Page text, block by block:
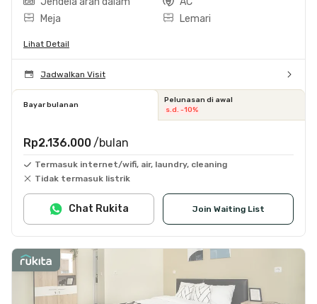
Meja
Lemari
Lihat Detail
Jadwalkan Visit
Bayar bulanan
Pelunasan di awal
s.d. -10%
Rp2.136.000 /bulan
Termasuk internet/wifi, air, laundry, cleaning
Tidak termasuk listrik
Join Waiting List
Chat Rukita